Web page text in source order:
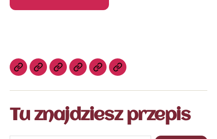
Tu znajdziesz przepis